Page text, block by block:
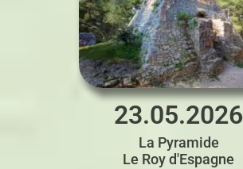
23.05.2026
La Pyramide
Le Roy d'Espagne